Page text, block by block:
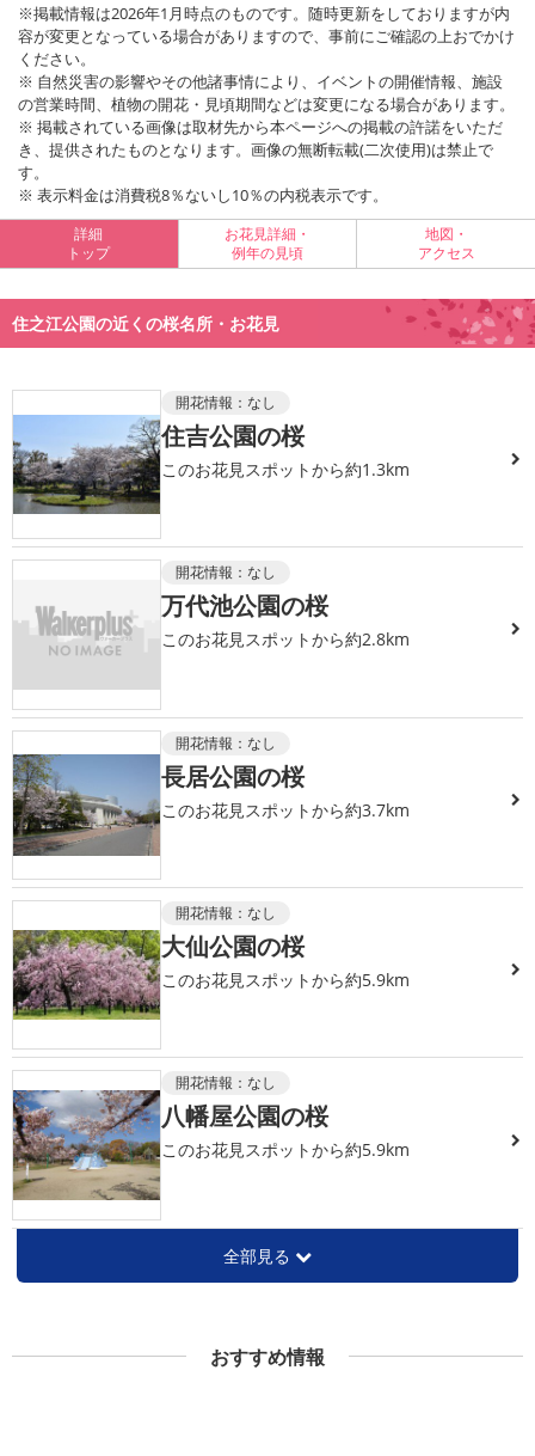
※掲載情報は2026年1月時点のものです。随時更新をしておりますが内
容が変更となっている場合がありますので、事前にご確認の上おでかけ
ください。
※ 自然災害の影響やその他諸事情により、イベントの開催情報、施設
の営業時間、植物の開花・見頃期間などは変更になる場合があります。
※ 掲載されている画像は取材先から本ページへの掲載の許諾をいただ
き、提供されたものとなります。画像の無断転載(二次使用)は禁止で
す。
※ 表示料金は消費税8％ないし10％の内税表示です。
詳細
トップ
お花見詳細・
例年の見頃
地図・
アクセス
住之江公園の近くの桜名所・お花見
開花情報： なし
住吉公園の桜
このお花見スポットから約1.3km
開花情報： なし
万代池公園の桜
このお花見スポットから約2.8km
開花情報： なし
長居公園の桜
このお花見スポットから約3.7km
開花情報： なし
大仙公園の桜
このお花見スポットから約5.9km
開花情報： なし
八幡屋公園の桜
このお花見スポットから約5.9km
全部見る
おすすめ情報